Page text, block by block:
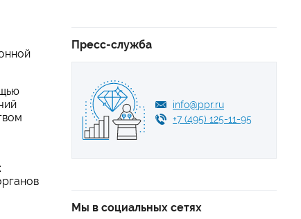
Пресс-служба
info@ppr.ru
+7 (495) 125-11-95
Мы в социальных сетях